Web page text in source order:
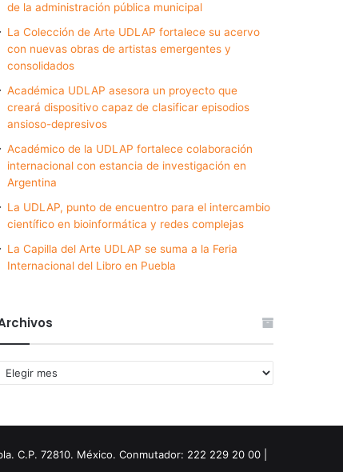
de la administración pública municipal
La Colección de Arte UDLAP fortalece su acervo
con nuevas obras de artistas emergentes y
consolidados
Académica UDLAP asesora un proyecto que
creará dispositivo capaz de clasificar episodios
ansioso-depresivos
Académico de la UDLAP fortalece colaboración
internacional con estancia de investigación en
Argentina
La UDLAP, punto de encuentro para el intercambio
científico en bioinformática y redes complejas
La Capilla del Arte UDLAP se suma a la Feria
Internacional del Libro en Puebla
Archivos
C.P. 72810. México. Conmutador: 222 229 20 00 |